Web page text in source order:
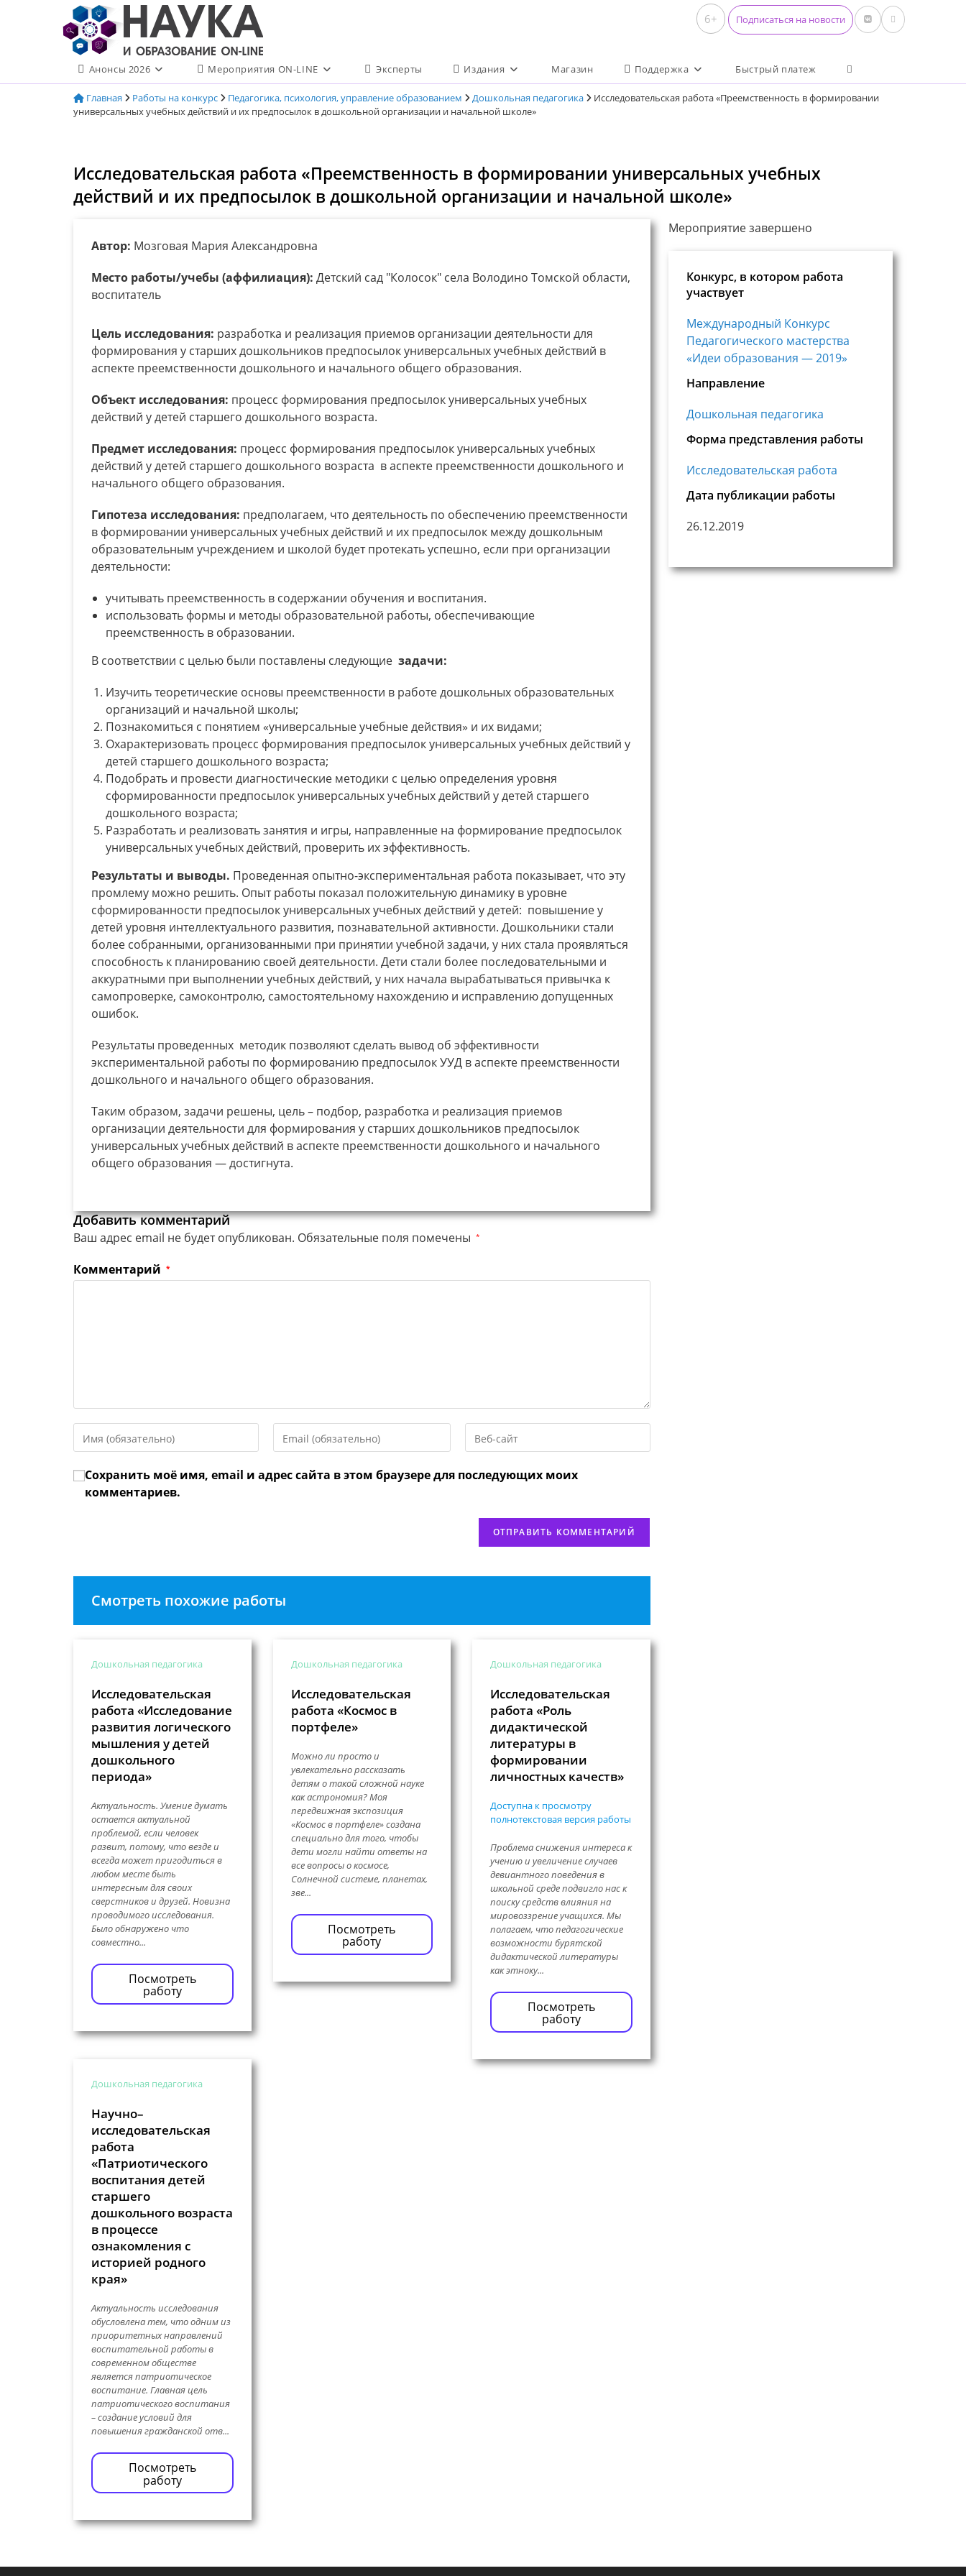
содержимому
6+ Подписаться на новости
Анонсы 2026 Мероприятия ON-LINE Эксперты Издания Магазин Поддержка Быстрый платеж Переключить поиск по
Главная Работы на конкурс Педагогика, психология, управление образованием Дошкольная педагогика
Исследовательская работа «Преемственность в формировании
универсальных учебных действий и их предпосылок в дошкольной организации и начальной школе»
Исследовательская работа «Преемственность в формировании универсальных учебных
действий и их предпосылок в дошкольной организации и начальной школе»
Автор: Мозговая Мария Александровна
Место работы/учебы (аффилиация): Детский сад "Колосок" села Володино Томской области,
воспитатель
Цель исследования: разработка и реализация приемов организации деятельности для
формирования у старших дошкольников предпосылок универсальных учебных действий в
аспекте преемственности дошкольного и начального общего образования.
Объект исследования: процесс формирования предпосылок универсальных учебных
действий у детей старшего дошкольного возраста.
Предмет исследования: процесс формирования предпосылок универсальных учебных
действий у детей старшего дошкольного возраста в аспекте преемственности дошкольного и
начального общего образования.
Гипотеза исследования: предполагаем, что деятельность по обеспечению преемственности
в формировании универсальных учебных действий и их предпосылок между дошкольным
образовательным учреждением и школой будет протекать успешно, если при организации
деятельности:
учитывать преемственность в содержании обучения и воспитания.
использовать формы и методы образовательной работы, обеспечивающие
преемственность в образовании.
В соответствии с целью были поставлены следующие задачи:
Изучить теоретические основы преемственности в работе дошкольных образовательных
организаций и начальной школы;
Познакомиться с понятием «универсальные учебные действия» и их видами;
Охарактеризовать процесс формирования предпосылок универсальных учебных действий у
детей старшего дошкольного возраста;
Подобрать и провести диагностические методики с целью определения уровня
сформированности предпосылок универсальных учебных действий у детей старшего
дошкольного возраста;
Разработать и реализовать занятия и игры, направленные на формирование предпосылок
универсальных учебных действий, проверить их эффективность.
Результаты и выводы. Проведенная опытно-экспериментальная работа показывает, что эту
промлему можно решить. Опыт работы показал положительную динамику в уровне
сформированности предпосылок универсальных учебных действий у детей: повышение у
детей уровня интеллектуального развития, познавательной активности. Дошкольники стали
более собранными, организованными при принятии учебной задачи, у них стала проявляться
способность к планированию своей деятельности. Дети стали более последовательными и
аккуратными при выполнении учебных действий, у них начала вырабатываться привычка к
самопроверке, самоконтролю, самостоятельному нахождению и исправлению допущенных
ошибок.
Результаты проведенных методик позволяют сделать вывод об эффективности
экспериментальной работы по формированию предпосылок УУД в аспекте преемственности
дошкольного и начального общего образования.
Таким образом, задачи решены, цель – подбор, разработка и реализация приемов
организации деятельности для формирования у старших дошкольников предпосылок
универсальных учебных действий в аспекте преемственности дошкольного и начального
общего образования — достигнута.
Добавить комментарий
Ваш адрес email не будет опубликован. Обязательные поля помечены *
Комментарий *
свое
или
имя
свой
адрес,
URL
веб-
Сохранить моё имя, email и адрес сайта в этом браузере для последующих моих
комментариев.
Смотреть похожие работы
Дошкольная педагогика
Исследовательская
работа «Исследование
развития логического
мышления у детей
дошкольного
периода»
Актуальность. Умение думать
остается актуальной
проблемой, если человек
развит, потому, что везде и
всегда может пригодиться в
любом месте быть
интересным для своих
сверстников и друзей. Новизна
проводимого исследования.
Было обнаружено что
совместно...
Посмотреть
работу
Дошкольная педагогика
Исследовательская
работа «Космос в
портфеле»
Можно ли просто и
увлекательно рассказать
детям о такой сложной науке
как астрономия? Моя
передвижная экспозиция
«Космос в портфеле» создана
специально для того, чтобы
дети могли найти ответы на
все вопросы о космосе,
Солнечной системе, планетах,
зве...
Посмотреть
работу
Дошкольная педагогика
Исследовательская
работа «Роль
дидактической
литературы в
формировании
личностных качеств»
Доступна к просмотру
полнотекстовая версия работы
Проблема снижения интереса к
учению и увеличение случаев
девиантного поведения в
школьной среде подвигло нас к
поиску средств влияния на
мировоззрение учащихся. Мы
полагаем, что педагогические
возможности бурятской
дидактической литературы
как этноку...
Посмотреть
работу
Дошкольная педагогика
Научно–
исследовательская
работа
«Патриотического
воспитания детей
старшего
дошкольного возраста
в процессе
ознакомления с
историей родного
края»
Актуальность исследования
обусловлена тем, что одним из
приоритетных направлений
воспитательной работы в
современном обществе
является патриотическое
воспитание. Главная цель
патриотического воспитания
– создание условий для
повышения гражданской отв...
Посмотреть
работу
Мероприятие завершено
Конкурс, в котором работа
участвует
Международный Конкурс
Педагогического мастерства
«Идеи образования — 2019»
Направление
Дошкольная педагогика
Форма представления работы
Исследовательская работа
Дата публикации работы
26.12.2019